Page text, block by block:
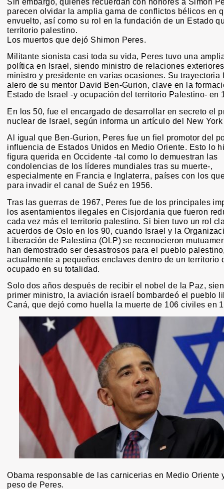
Sin embargo, quienes recuerdan con honores a Simon
parecen olvidar la amplia gama de conflictos bélicos en
envuelto, así como su rol en la fundación de un Estado
territorio palestino.
Los muertos que dejó Shimon Peres.
Militante sionista casi toda su vida, Peres tuvo una
política en Israel, siendo ministro de relaciones
ministro y presidente en varias ocasiones. Su trayectoria
alero de su mentor David Ben-Gurion, clave en la
Estado de Israel -y ocupación del territorio Palestino- en
En los 50, fue el encargado de desarrollar en secreto el
nuclear de Israel, según informa un artículo del New
Al igual que Ben-Gurion, Peres fue un fiel promotor del
influencia de Estados Unidos en Medio Oriente. Esto lo
figura querida en Occidente -tal como lo demuestran las
condolencias de los líderes mundiales tras su muerte-,
especialmente en Francia e Inglaterra, países con los
para invadir el canal de Suéz en 1956.
Tras las guerras de 1967, Peres fue de los principales
los asentamientos ilegales en Cisjordania que fueron
cada vez más el territorio palestino. Si bien tuvo un rol
acuerdos de Oslo en los 90, cuando Israel y la
Liberación de Palestina (OLP) se reconocieron
han demostrado ser desastrosos para el pueblo
actualmente a pequeños enclaves dentro de un territorio
ocupado en su totalidad.
Solo dos años después de recibir el nobel de la Paz,
primer ministro, la aviación israelí bombardeó el pueblo
Caná, que dejó como huella la muerte de 106 civiles en
Obama responsable de las carnicerias en Medio Oriente
peso de Peres.